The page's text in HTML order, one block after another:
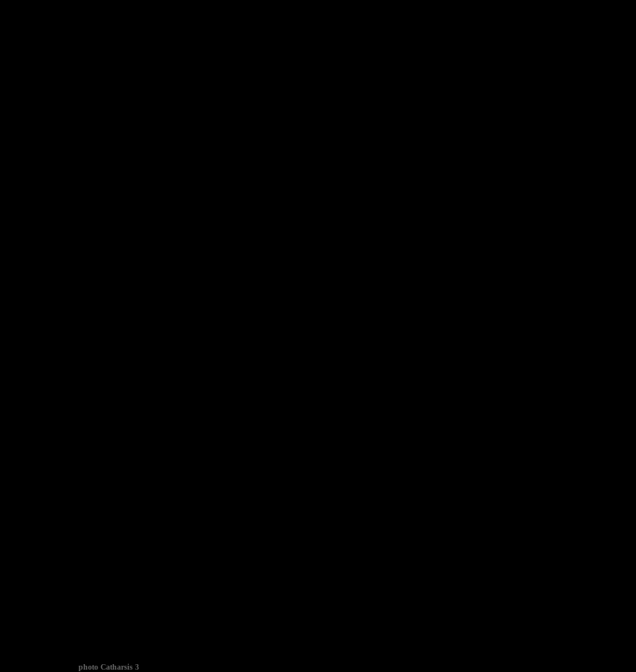
photo Catharsis 3